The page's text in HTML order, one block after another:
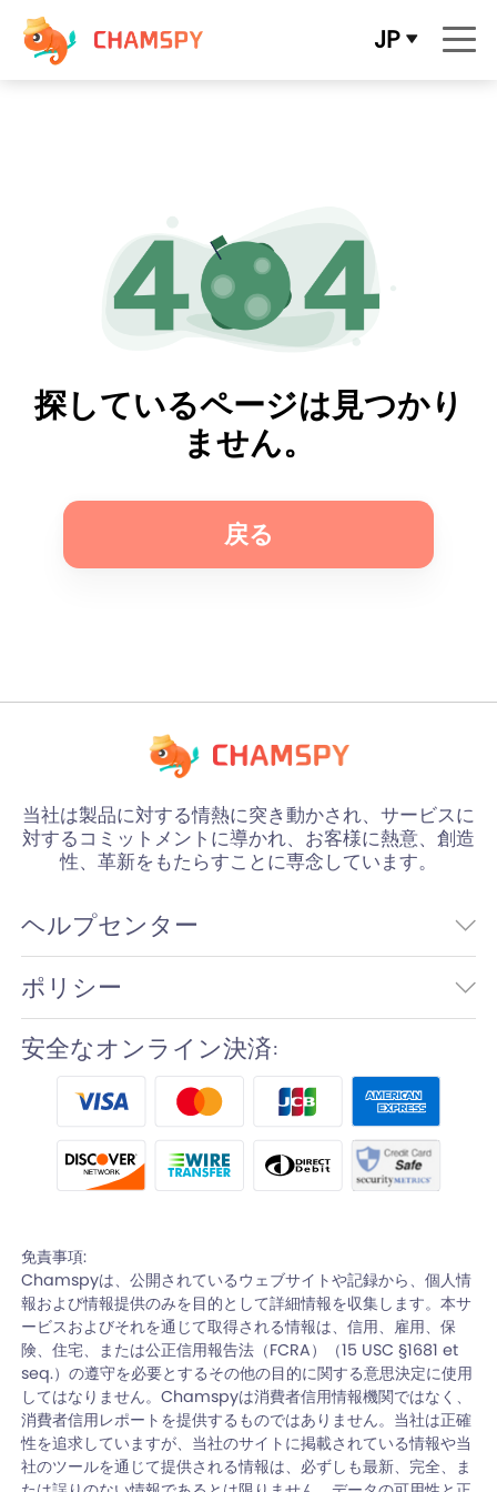
JP
探しているページは見つかり
ません。
戻る
当社は製品に対する情熱に突き動かされ、サービスに
対するコミットメントに導かれ、お客様に熱意、創造
性、革新をもたらすことに専念しています。
ヘルプセンター
ポリシー
安全なオンライン決済:
免責事項:
Chamspyは、公開されているウェブサイトや記録から、個人情
報および情報提供のみを目的として詳細情報を収集します。本サ
ービスおよびそれを通じて取得される情報は、信用、雇用、保
険、住宅、または公正信用報告法（FCRA）（15 USC §1681 et
seq.）の遵守を必要とするその他の目的に関する意思決定に使用
してはなりません。Chamspyは消費者信用情報機関ではなく、
消費者信用レポートを提供するものではありません。当社は正確
性を追求していますが、当社のサイトに掲載されている情報や当
社のツールを通じて提供される情報は、必ずしも最新、完全、ま